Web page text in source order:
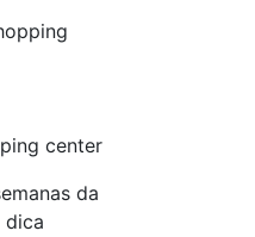
center
da
dica